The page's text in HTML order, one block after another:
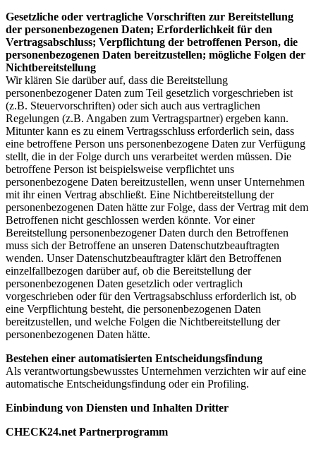
Gesetzliche oder vertragliche Vorschriften zur Bereitstellung
der personenbezogenen Daten; Erforderlichkeit für den
Vertragsabschluss; Verpflichtung der betroffenen Person, die
personenbezogenen Daten bereitzustellen; mögliche Folgen der
Nichtbereitstellung
Wir klären Sie darüber auf, dass die Bereitstellung
personenbezogener Daten zum Teil gesetzlich vorgeschrieben ist
(z.B. Steuervorschriften) oder sich auch aus vertraglichen
Regelungen (z.B. Angaben zum Vertragspartner) ergeben kann.
Mitunter kann es zu einem Vertragsschluss erforderlich sein, dass
eine betroffene Person uns personenbezogene Daten zur Verfügung
stellt, die in der Folge durch uns verarbeitet werden müssen. Die
betroffene Person ist beispielsweise verpflichtet uns
personenbezogene Daten bereitzustellen, wenn unser Unternehmen
mit ihr einen Vertrag abschließt. Eine Nichtbereitstellung der
personenbezogenen Daten hätte zur Folge, dass der Vertrag mit dem
Betroffenen nicht geschlossen werden könnte. Vor einer
Bereitstellung personenbezogener Daten durch den Betroffenen
muss sich der Betroffene an unseren Datenschutzbeauftragten
wenden. Unser Datenschutzbeauftragter klärt den Betroffenen
einzelfallbezogen darüber auf, ob die Bereitstellung der
personenbezogenen Daten gesetzlich oder vertraglich
vorgeschrieben oder für den Vertragsabschluss erforderlich ist, ob
eine Verpflichtung besteht, die personenbezogenen Daten
bereitzustellen, und welche Folgen die Nichtbereitstellung der
personenbezogenen Daten hätte.
Bestehen einer automatisierten Entscheidungsfindung
Als verantwortungsbewusstes Unternehmen verzichten wir auf eine
automatische Entscheidungsfindung oder ein Profiling.
Einbindung von Diensten und Inhalten Dritter
CHECK24.net Partnerprogramm